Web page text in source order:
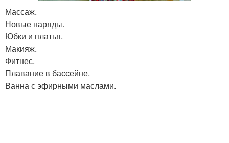
Массаж.
Новые наряды.
Юбки и платья.
Макияж.
Фитнес.
Плавание в бассейне.
Ванна с эфирными маслами.